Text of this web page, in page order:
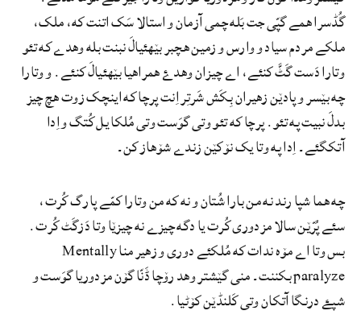
گُڈسرا ھمے گپّی جت بَله چمی آزمان و استالا سَک اتنت که، ملک،
ملکے مردم سیاد و وارس و زمین ھچبر بێهئیالَ نبنت بله وھدے که تئو
وتارا دَست گَٹَّ کنئے، اے چیزان وھدۓ ھمراهیا بێھئیالَ کنئے. و وتارا
چه بێسر و پادێن زھیران بِکَش شَرتِر اِنت پرچا که اینچک زوت ھچ چیز
بدلَ نبیت په تئو. پرچا که تئو وتی گوَست وتی مُلکا یل کُتگ و اِدا
آتکگئے۔ اِدا په وتا یک نۆکێن زندے شۆھاز کن۔
چه ھما شپا رند نه من بارا شُتان و نه که من وتارا کمّے پارگ کُرت،
سئے پُرّێن سالا مزدوری کُرت یا دگه چیزے نه چیزێا وتا دَزگَٹ کُرت.
بس وتا اے مۆه ندات که مُلکئے دوری و زھیر منا Mentally
paralyze بکننت۔ منی گێشتر وھد رۆچا ڈَنّا گۆن مزدوریا گوَست و
شپۓ درنگا آتکان وتی کَلنڈێن کۆٹیا.